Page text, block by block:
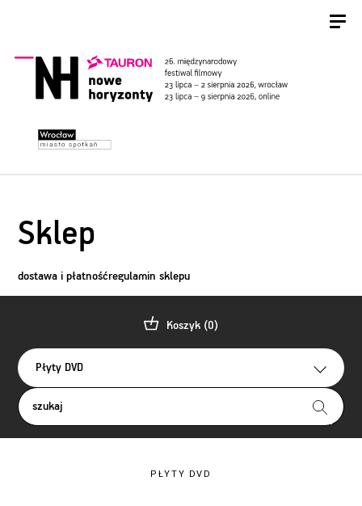
Sklep
dostawa i płatnośćregulamin sklepu
Płyty DVD
Koszyk (0)
PŁYTY DVD